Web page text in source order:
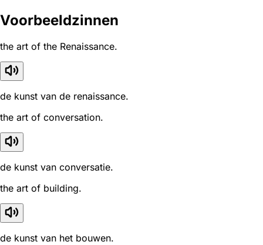
Voorbeeldzinnen
the art of the Renaissance.
de kunst van de renaissance.
the art of conversation.
de kunst van conversatie.
the art of building.
de kunst van het bouwen.